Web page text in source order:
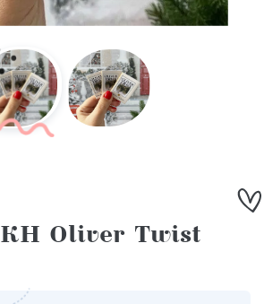
КН Oliver Twist